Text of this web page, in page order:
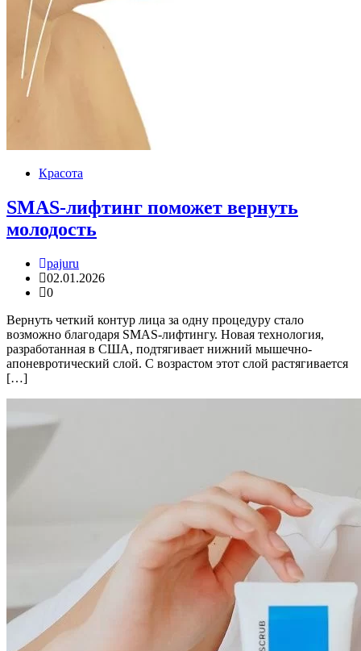
Красота
SMAS-лифтинг поможет вернуть
молодость
pajuru
02.01.2026
0
Вернуть четкий контур лица за одну процедуру стало
возможно благодаря SMAS-лифтингу. Новая технология,
разработанная в США, подтягивает нижний мышечно-
апоневротический слой. С возрастом этот слой растягивается
[…]